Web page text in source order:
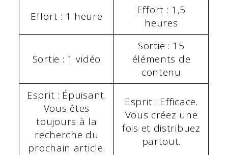
Effort : 1 heure
Effort : 1,5
heures
Sortie : 1 vidéo
Sortie : 15
éléments de
contenu
Esprit : Épuisant.
Vous êtes
toujours à la
recherche du
prochain article.
Esprit : Efficace.
Vous créez une
fois et distribuez
partout.